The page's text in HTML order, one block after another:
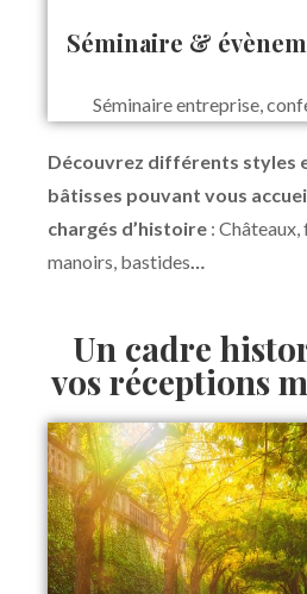
Séminaire &
Séminaire entreprise,
Découvrez différents styles
bâtisses pouvant vous
chargés d’histoire : Châteaux,
manoirs, bastides
Un cadre
vos réceptions